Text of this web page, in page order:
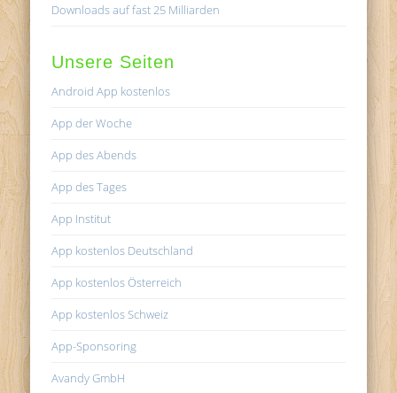
Downloads auf fast 25 Milliarden
Unsere Seiten
Android App kostenlos
App der Woche
App des Abends
App des Tages
App Institut
App kostenlos Deutschland
App kostenlos Österreich
App kostenlos Schweiz
App-Sponsoring
Avandy GmbH